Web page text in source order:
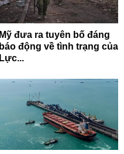
Mỹ đưa ra tuyên bố đáng
báo động về tình trạng của
Lực...